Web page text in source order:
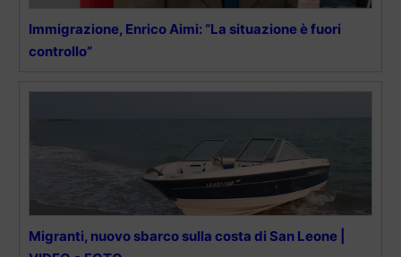
Immigrazione, Enrico Aimi: “La situazione è fuori
controllo”
Migranti, nuovo sbarco sulla costa di San Leone |